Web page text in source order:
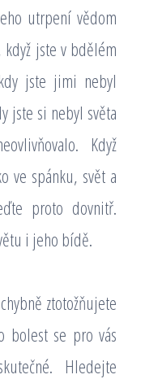
utrpení vědom
jste v bdělém
jste jimi nebyl
jste si nebyl světa
Když
ve spánku, svět a
proto dovnitř.
i jeho bídě.
ztotožňujete
bolest se pro vás
Hledejte